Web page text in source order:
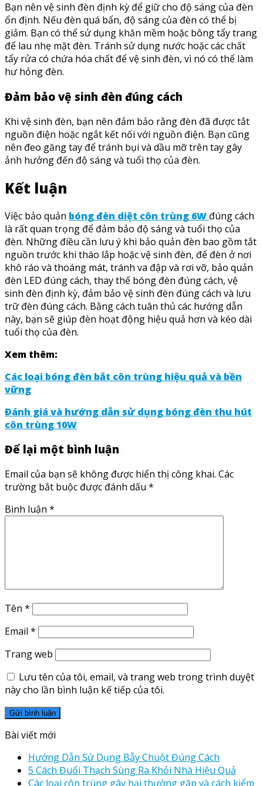
Bạn nên vệ sinh đèn định kỳ để giữ cho độ sáng của đèn
ổn định. Nếu đèn quá bẩn, độ sáng của đèn có thể bị
giảm. Bạn có thể sử dụng khăn mềm hoặc bông tẩy trang
để lau nhẹ mặt đèn. Tránh sử dụng nước hoặc các chất
tẩy rửa có chứa hóa chất để vệ sinh đèn, vì nó có thể làm
hư hỏng đèn.
Đảm bảo vệ sinh đèn đúng cách
Khi vệ sinh đèn, bạn nên đảm bảo rằng đèn đã được tắt
nguồn điện hoặc ngắt kết nối với nguồn điện. Bạn cũng
nên đeo găng tay để tránh bụi và dầu mỡ trên tay gây
ảnh hưởng đến độ sáng và tuổi thọ của đèn.
Kết luận
Việc bảo quản bóng đèn diệt côn trùng 6W đúng cách
là rất quan trọng để đảm bảo độ sáng và tuổi thọ của
đèn. Những điều cần lưu ý khi bảo quản đèn bao gồm tắt
nguồn trước khi tháo lắp hoặc vệ sinh đèn, để đèn ở nơi
khô ráo và thoáng mát, tránh va đập và rơi vỡ, bảo quản
đèn LED đúng cách, thay thế bóng đèn đúng cách, vệ
sinh đèn định kỳ, đảm bảo vệ sinh đèn đúng cách và lưu
trữ đèn đúng cách. Bằng cách tuân thủ các hướng dẫn
này, bạn sẽ giúp đèn hoạt động hiệu quả hơn và kéo dài
tuổi thọ của đèn.
Xem thêm:
Các loại bóng đèn bắt côn trùng hiệu quả và bền
vững
Đánh giá và hướng dẫn sử dụng bóng đèn thu hút
côn trùng 10W
Để lại một bình luận
Email của bạn sẽ không được hiển thị công khai. Các
trường bắt buộc được đánh dấu *
Bình luận *
Tên *
Email *
Trang web
Lưu tên của tôi, email, và trang web trong trình duyệt
này cho lần bình luận kế tiếp của tôi.
Bài viết mới
Hướng Dẫn Sử Dụng Bẫy Chuột Đúng Cách
5 Cách Đuổi Thạch Sùng Ra Khỏi Nhà Hiệu Quả
Các loại côn trùng gây hại thường gặp và cách kiểm